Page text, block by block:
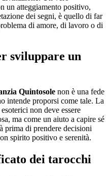
un atteggiamento positivo,
dei segni, è quello di far
di amore, di lavoro o di
sviluppare un
Quintosole non è una fede
intende proporsi come tale. La
non deve essere
ma come un aiuto a capire sé
prima di prendere decisioni
spirito positivo e serenità.
dei tarocchi